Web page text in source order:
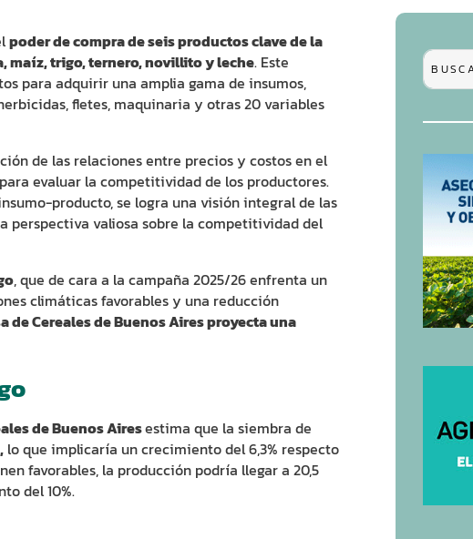
poder de compra de seis productos clave de la
maíz, trigo, ternero, novillito y leche. Este
para adquirir una amplia gama de insumos,
fletes, maquinaria y otras 20 variables
de las relaciones entre precios y costos en el
evaluar la competitividad de los productores.
producto, se logra una visión integral de las
perspectiva valiosa sobre la competitividad del
, que de cara a la campaña 2025/26 enfrenta un
climáticas favorables y una reducción
de Cereales de Buenos Aires proyecta una
de Buenos Airesestima que la siembra de
lo que implicaría un crecimiento del 6,3% respecto
favorables, la producción podría llegar a 20,5
del 10%.